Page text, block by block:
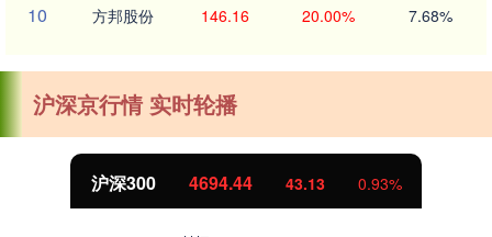
10 方邦股份 146.16 20.00% 7.68%
沪深京行情 实时轮播
沪深300 4694.44 43.13 0.93%